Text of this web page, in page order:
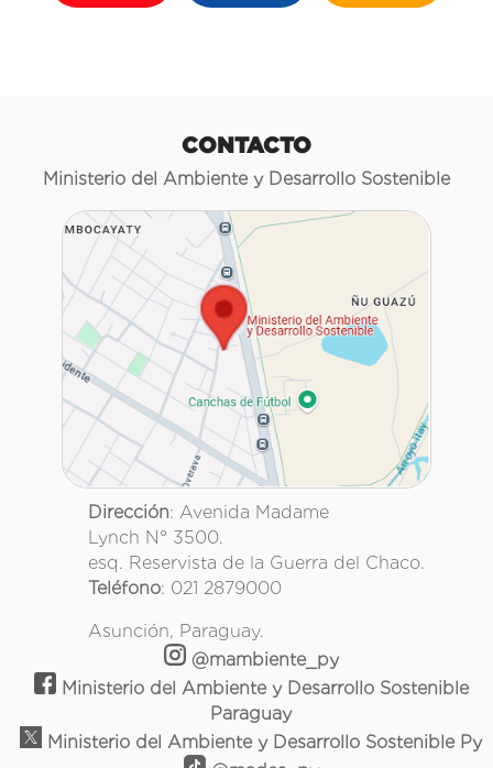
CONTACTO
Ministerio del Ambiente y Desarrollo Sostenible
Dirección: Avenida Madame
Lynch N° 3500.
esq. Reservista de la Guerra del Chaco.
Teléfono: 021 2879000
Asunción, Paraguay.
@mambiente_py
Ministerio del Ambiente y Desarrollo Sostenible
Paraguay
Ministerio del Ambiente y Desarrollo Sostenible Py